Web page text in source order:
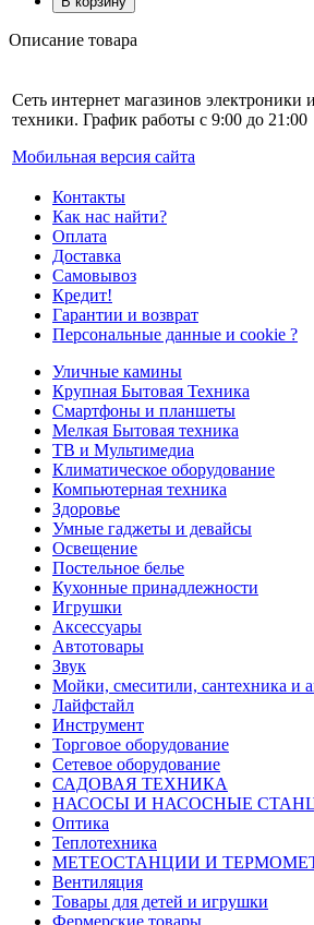
Описание товара
Сеть интернет магазинов электроники
техники. График работы с 9:00 до 21:00
Мобильная версия сайта
Контакты
Как нас найти?
Оплата
Доставка
Самовывоз
Кредит!
Гарантии и возврат
Персональные данные и cookie ?
Уличные камины
Крупная Бытовая Техника
Смартфоны и планшеты
Мелкая Бытовая техника
ТВ и Мультимедиа
Климатическое оборудование
Компьютерная техника
Здоровье
Умные гаджеты и девайсы
Освещение
Постельное белье
Кухонные принадлежности
Игрушки
Аксессуары
Автотовары
Звук
Мойки, смеситили, сантехника и
Лайфстайл
Инструмент
Торговое оборудование
Сетевое оборудование
САДОВАЯ ТЕХНИКА
НАСОСЫ И НАСОСНЫЕ
Оптика
Теплотехника
МЕТЕОСТАНЦИИ И
Вентиляция
Товары для детей и игрушки
Фермерские товары